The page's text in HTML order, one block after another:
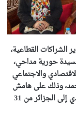
الشراكات القطاعية،
حورية مداحي،
والاجتماعي
وذلك على هامش
زيارة العمل الرسمية التي يقوم بها الوفد التشادي إلى الجزائر من 31